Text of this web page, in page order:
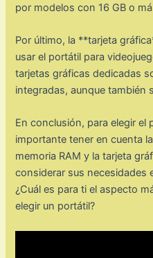
por modelos con 16 GB o
Por último, la **tarjeta
usar el portátil para
tarjetas gráficas dedicadas
integradas, aunque también
En conclusión, para elegir el
importante tener en cuenta
memoria RAM y la tarjeta
considerar sus necesidades
¿Cuál es para ti el aspecto
elegir un portátil?